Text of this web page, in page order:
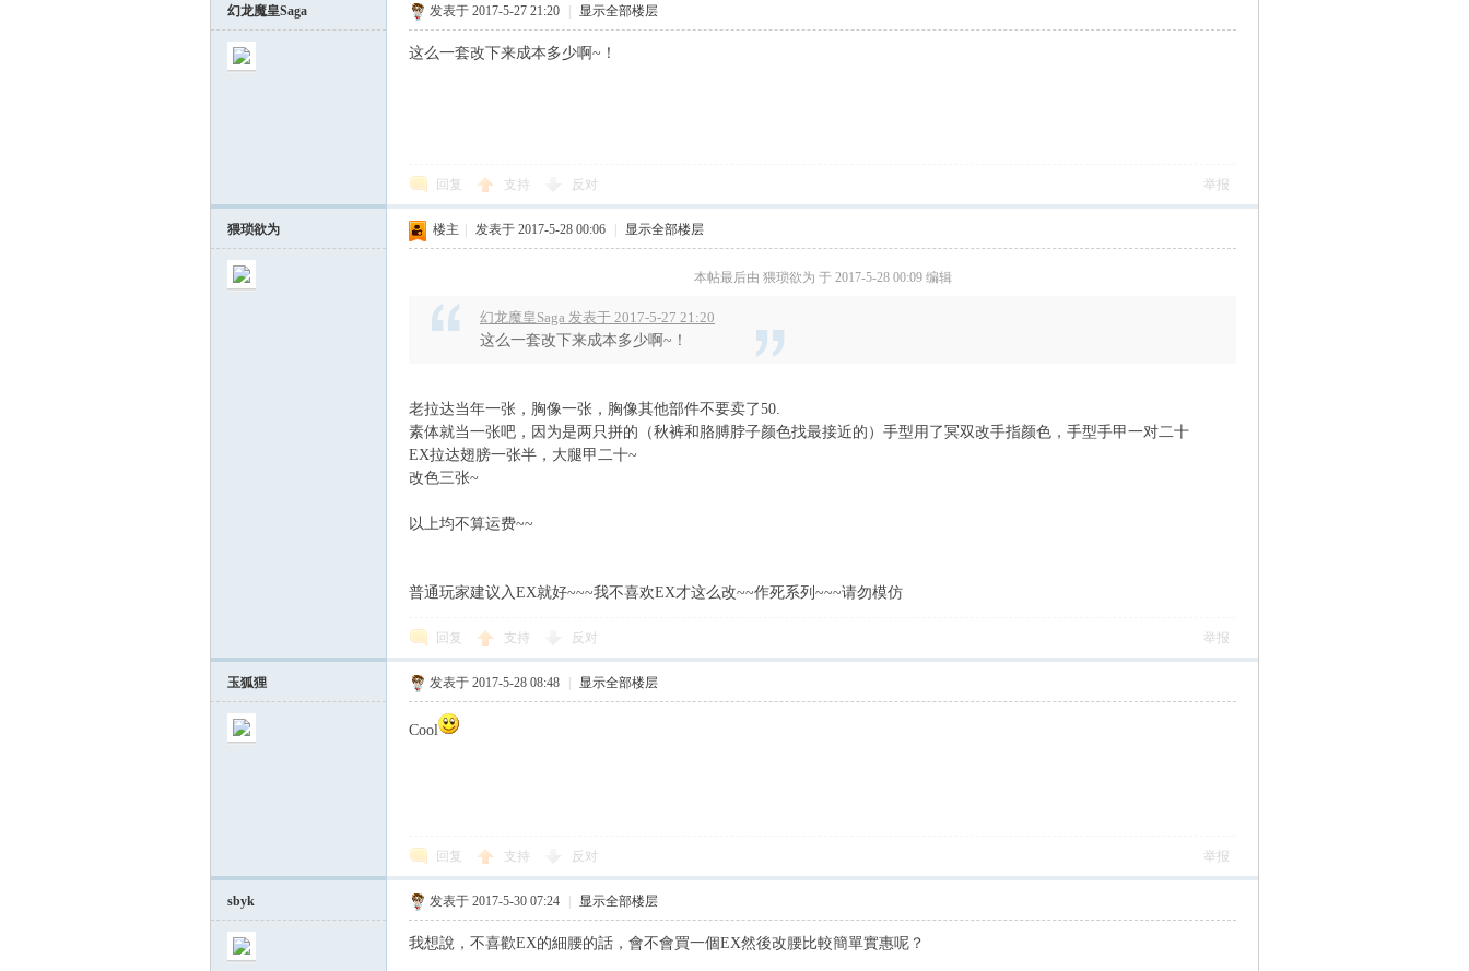
幻龙魔皇Saga 发表于 2017-5-27 21:20 显示全部楼层
这么一套改下来成本多少啊~！
回复 支持 反对 举报
猥琐欲为 楼主 发表于 2017-5-28 00:06 显示全部楼层
本帖最后由 猥琐欲为 于 2017-5-28 00:09 编辑
幻龙魔皇Saga 发表于 2017-5-27 21:20
这么一套改下来成本多少啊~！
老拉达当年一张，胸像一张，胸像其他部件不要卖了50.
素体就当一张吧，因为是两只拼的（秋裤和胳膊脖子颜色找最接近的）手型用了冥双改手指颜色，手型手甲一对二十
EX拉达翅膀一张半，大腿甲二十~
改色三张~
以上均不算运费~~
普通玩家建议入EX就好~~~我不喜欢EX才这么改~~作死系列~~~请勿模仿
回复 支持 反对 举报
玉狐狸 发表于 2017-5-28 08:48 显示全部楼层
Cool
回复 支持 反对 举报
sbyk 发表于 2017-5-30 07:24 显示全部楼层
我想說，不喜歡EX的細腰的話，會不會買一個EX然後改腰比較簡單實惠呢？